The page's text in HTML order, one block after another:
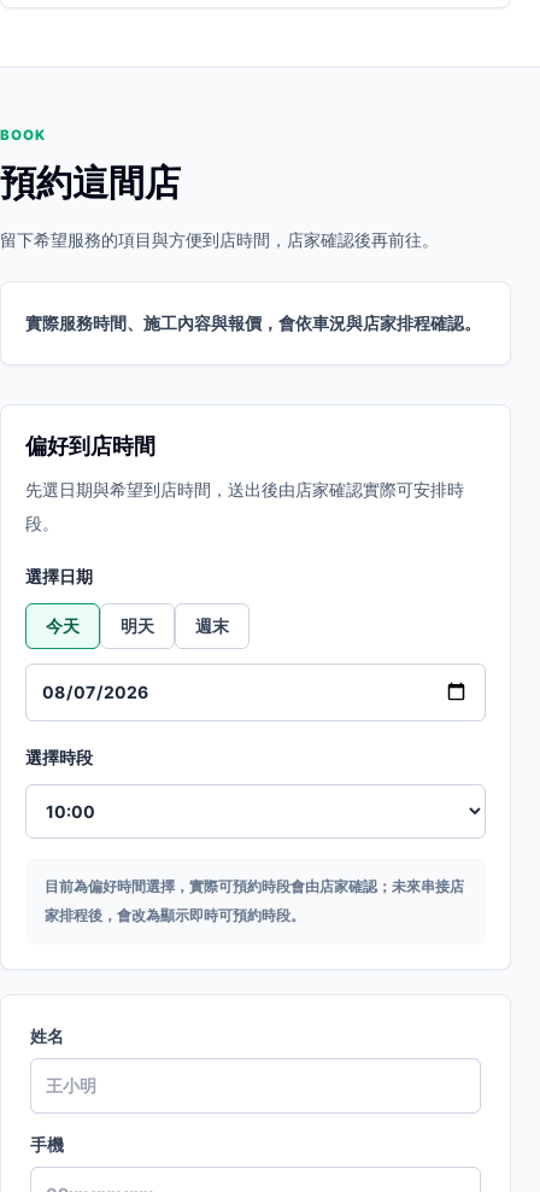
BOOK
預約這間店
留下希望服務的項目與方便到店時間，店家確認後再前往。
實際服務時間、施工內容與報價，會依車況與店家排程確認。
偏好到店時間
先選日期與希望到店時間，送出後由店家確認實際可安排時
段。
選擇日期
今天 明天 週末
選擇時段
目前為偏好時間選擇，實際可預約時段會由店家確認；未來串接店
家排程後，會改為顯示即時可預約時段。
姓名
手機